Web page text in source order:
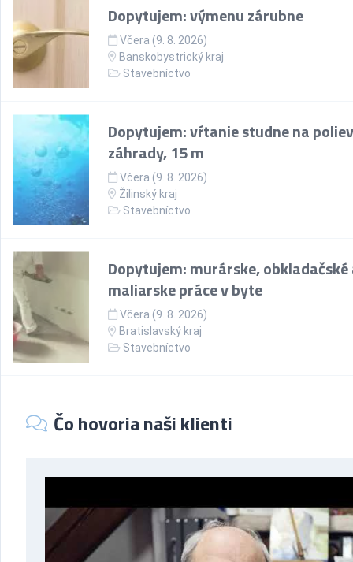
Dopytujem: výmenu zárubne
Včera (9. 8. 2026)
Banskobystrický kraj
Stavebníctvo
Dopytujem: vŕtanie studne na
záhrady, 15 m
Včera (9. 8. 2026)
Žilinský kraj
Stavebníctvo
Dopytujem: murárske, obkladačské
maliarske práce v byte
Včera (9. 8. 2026)
Bratislavský kraj
Stavebníctvo
Čo hovoria naši klienti